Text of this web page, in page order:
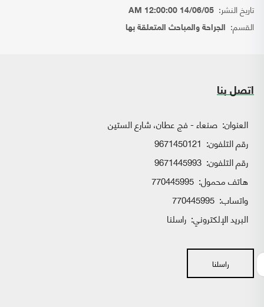
تاريخ النشر: 14/06/05 12:00:00 AM
القسم: الجراحة والمباحث المتعلقة بها
اتصل بنا
العنوان: صنعاء - فج عطان، شارع الستين
رقم التلفون: 9671450121
رقم التلفون: 9671445993
هاتف محمول: 770445995
واتساب:
البريد الإلكتروني: راسلنا
راسلنا